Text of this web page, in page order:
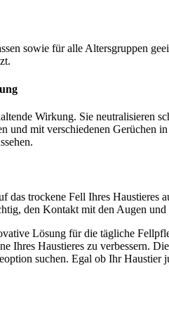
sowie für alle Altersgruppen
Wirkung. Sie neutralisieren
und mit verschiedenen
das trockene Fell Ihres
den Kontakt mit den Augen
Lösung für die tägliche
Ihres Haustieres zu verbessern.
suchen. Egal ob Ihr Haustier